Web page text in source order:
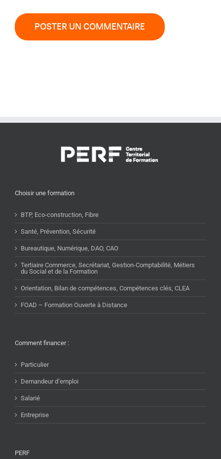
Choisir une formation
BTP, Eco-construction, Fibre
Santé, Prévention, Sécurité
Bureautique, Numérique, DAO, CAO
Tertiaire Commerce, Secrétariat, Gestion-Comptabilité, Métiers
du Social et de la Formation
Orientation, Bilan de compétences, Compétences clés, CLEA
FOAD – Formation Ouverte à Distance
Comment financer :
Particulier
Demandeur d’emploi
Salarié
Entreprise
PERF